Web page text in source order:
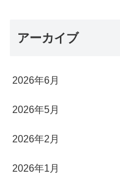
アーカイブ
2026年6月
2026年5月
2026年2月
2026年1月